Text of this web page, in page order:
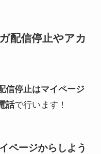
ミュゼプラチナムの
どうなる？
ミノの解約方法ま
詳しく解説！
配信停止やアカ
信停止はマイページ
話で行います！
ページからしよう